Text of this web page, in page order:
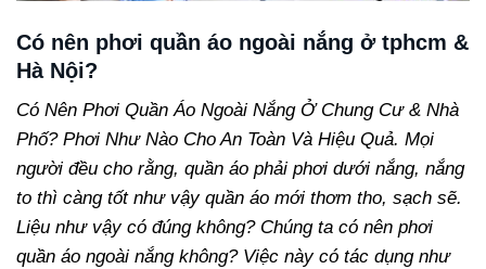
Có nên phơi quần áo ngoài nắng ở tphcm &
Hà Nội?
Có Nên Phơi Quần Áo Ngoài Nắng Ở Chung Cư & Nhà
Phố? Phơi Như Nào Cho An Toàn Và Hiệu Quả. Mọi
người đều cho rằng, quần áo phải phơi dưới nắng, nắng
to thì càng tốt như vậy quần áo mới thơm tho, sạch sẽ.
Liệu như vậy có đúng không? Chúng ta có nên phơi
quần áo ngoài nắng không? Việc này có tác dụng như